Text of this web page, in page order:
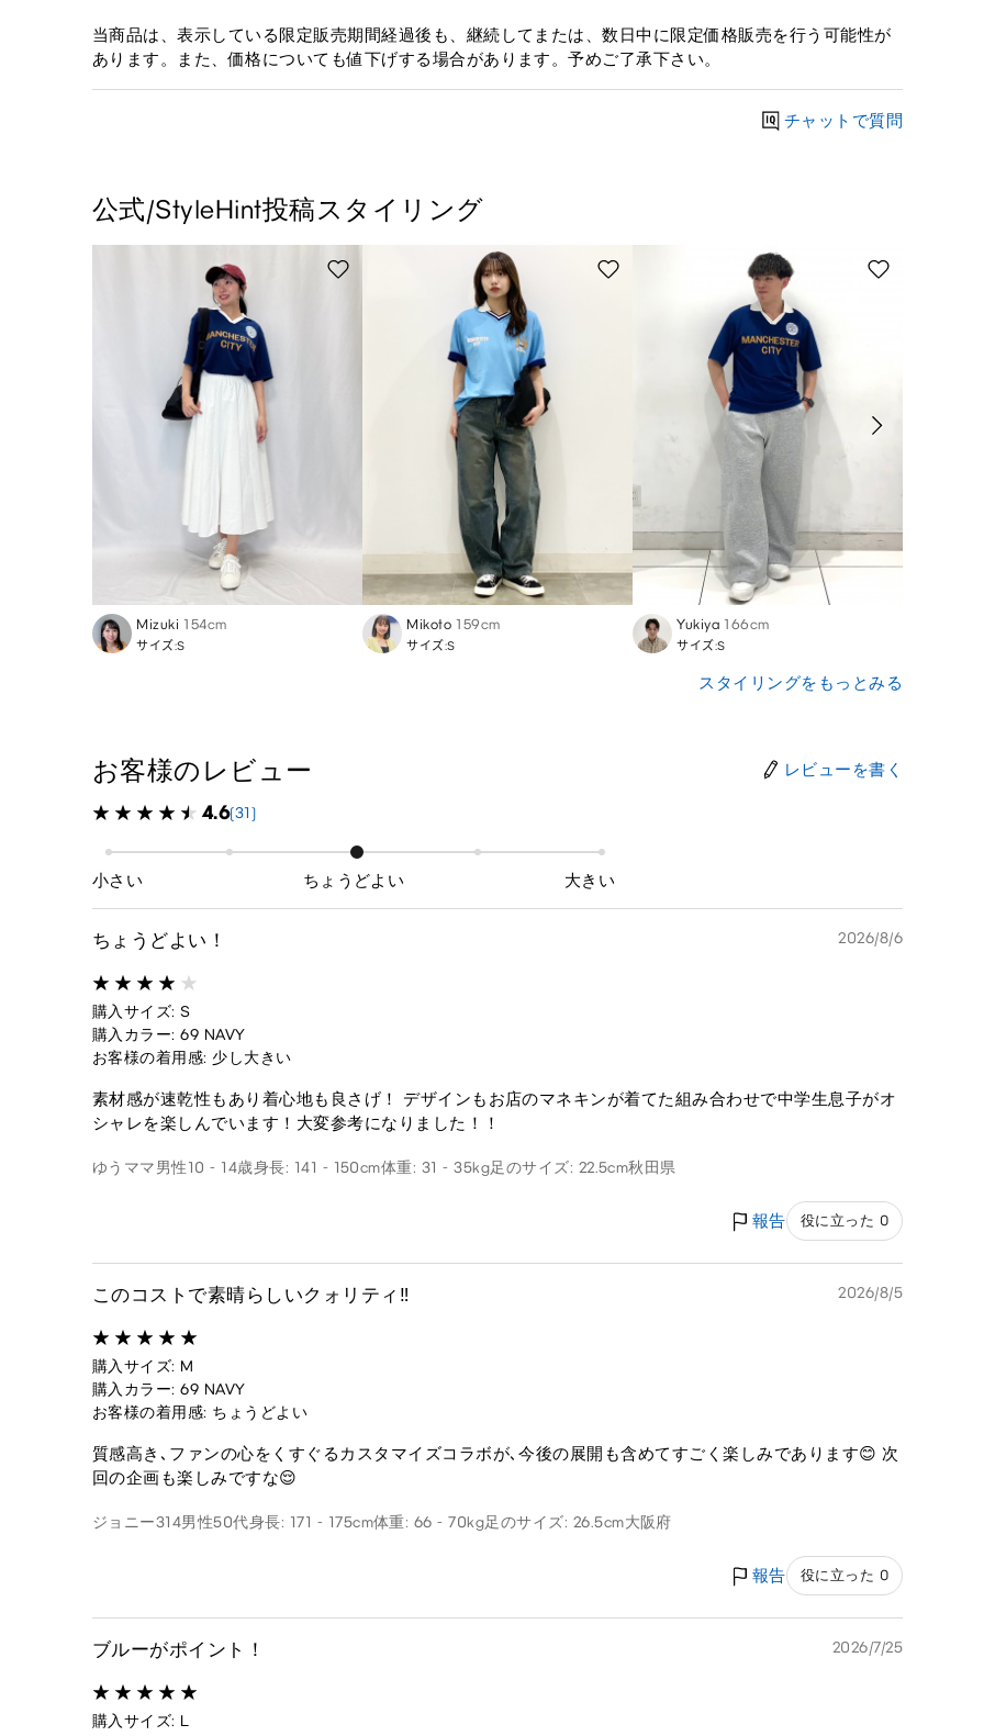
当商品は、表示している限定販売期間経過後も、継続してまたは、数日中に限定価格販売を行う可能性が
あります。また、価格についても値下げする場合があります。予めご了承下さい。
チャットで質問
公式/StyleHint投稿スタイリング
Mizuki 154cm
サイズ:S
Mikoto 159cm
サイズ:S
Yukiya 166cm
サイズ:S
スタイリングをもっとみる
お客様のレビュー レビューを書く
4.6(31)
小さい ちょうどよい 大きい
ちょうどよい！ 2026/8/6
購入サイズ: S
購入カラー: 69 NAVY
お客様の着用感: 少し大きい
素材感が速乾性もあり着心地も良さげ！ デザインもお店のマネキンが着てた組み合わせで中学生息子がオ
シャレを楽しんでいます！大変参考になりました！！
ゆうママ男性10 - 14歳身長: 141 - 150cm体重: 31 - 35kg足のサイズ: 22.5cm秋田県
報告 役に立った 0
このコストで素晴らしいクォリティ‼️ 2026/8/5
購入サイズ: M
購入カラー: 69 NAVY
お客様の着用感: ちょうどよい
質感高き､ファンの心をくすぐるカスタマイズコラボが､今後の展開も含めてすごく楽しみであります😊 次
回の企画も楽しみですな😌
ジョニー314男性50代身長: 171 - 175cm体重: 66 - 70kg足のサイズ: 26.5cm大阪府
報告 役に立った 0
ブルーがポイント！ 2026/7/25
購入サイズ: L